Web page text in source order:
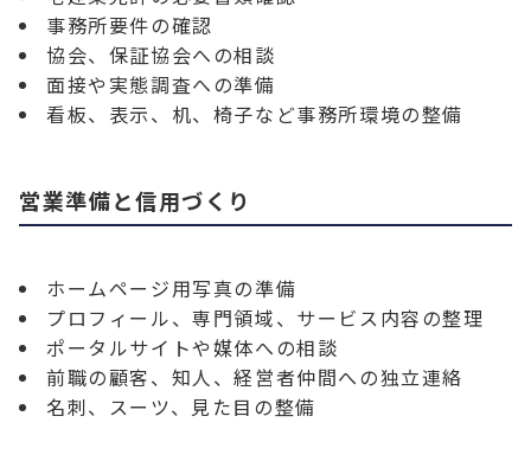
事務所要件の確認
協会、保証協会への相談
面接や実態調査への準備
看板、表示、机、椅子など事務所環境の整備
営業準備と信用づくり
ホームページ用写真の準備
プロフィール、専門領域、サービス内容の整理
ポータルサイトや媒体への相談
前職の顧客、知人、経営者仲間への独立連絡
名刺、スーツ、見た目の整備